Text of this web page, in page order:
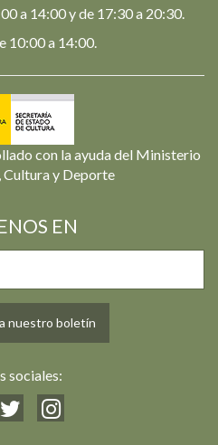
a 14:00 y de 17:30 a 20:30.
10:00 a 14:00.
con la ayuda del Ministerio
Cultura y Deporte
EN
nuestro boletín
sociales: